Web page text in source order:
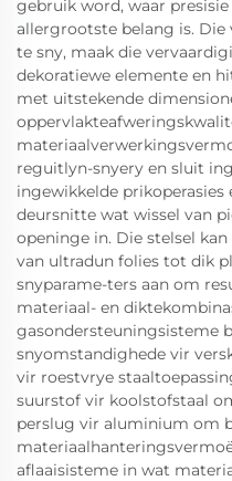
gebruik word, waar
allergrootste belang is.
te sny, maak die
dekoratiewe elemente en
met uitstekende
reguitlyn-snyery en sluit
ingewikkelde
deursnitte wat wissel van
openinge in. Die stelsel
van ultradun folies tot dik
snyparame-ters aan om
materiaal- en
gasondersteuningsisteme
snyomstandighede vir
vir roestvrye
suurstof vir koolstofstaal
perslug vir aluminium om
aflaaisisteme in wat